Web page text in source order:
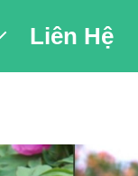
Liên Hệ